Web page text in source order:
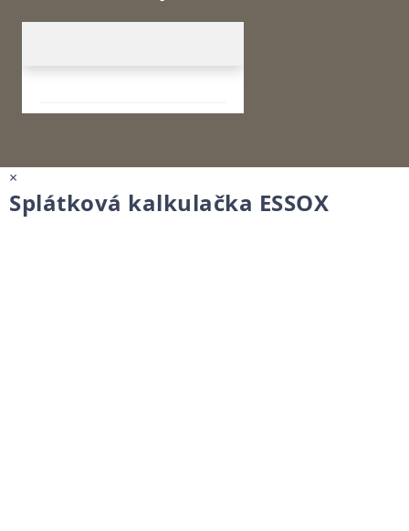
×
Splátková kalkulačka ESSOX